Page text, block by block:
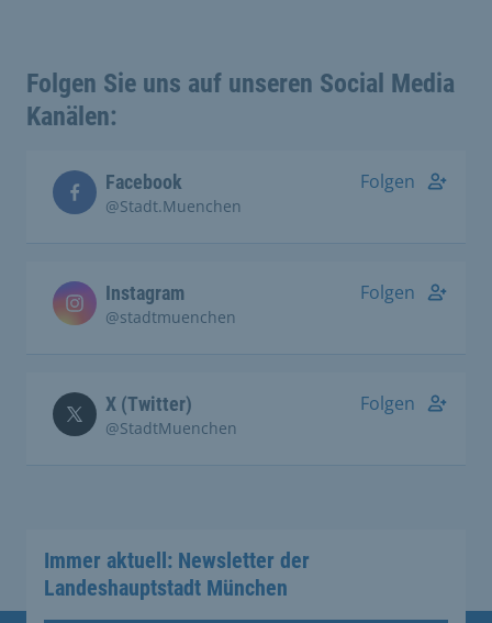
Folgen Sie uns auf unseren Social Media
Kanälen:
Facebook
@Stadt.Muenchen
Folgen
Instagram
@stadtmuenchen
Folgen
X (Twitter)
@StadtMuenchen
Folgen
Immer aktuell: Newsletter der
Landeshauptstadt München